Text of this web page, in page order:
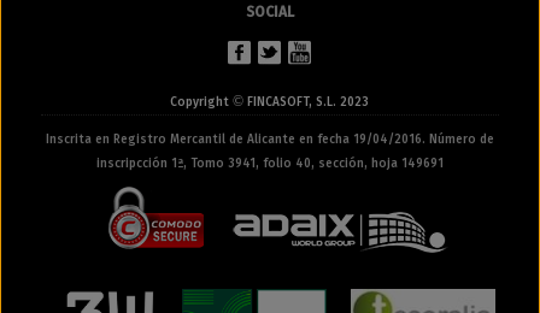
SOCIAL
Copyright© FINCASOFT, S.L. 2023
Inscrita en Registro Mercantil de Alicante en fecha 19/04/2016. Número de
inscripcción 1ª, Tomo 3941, folio 40, sección, hoja 149691